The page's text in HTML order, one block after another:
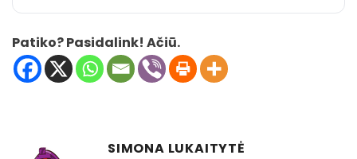
Patiko? Pasidalink! Ačiū.
SIMONA LUKAITYTĖ